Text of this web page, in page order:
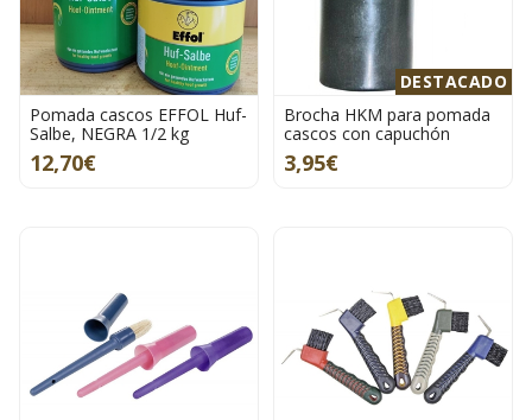
Pomada cascos EFFOL Huf-
Salbe, NEGRA 1/2 kg
12,70€
DESTACADO
Brocha HKM para pomada
cascos con capuchón
3,95€